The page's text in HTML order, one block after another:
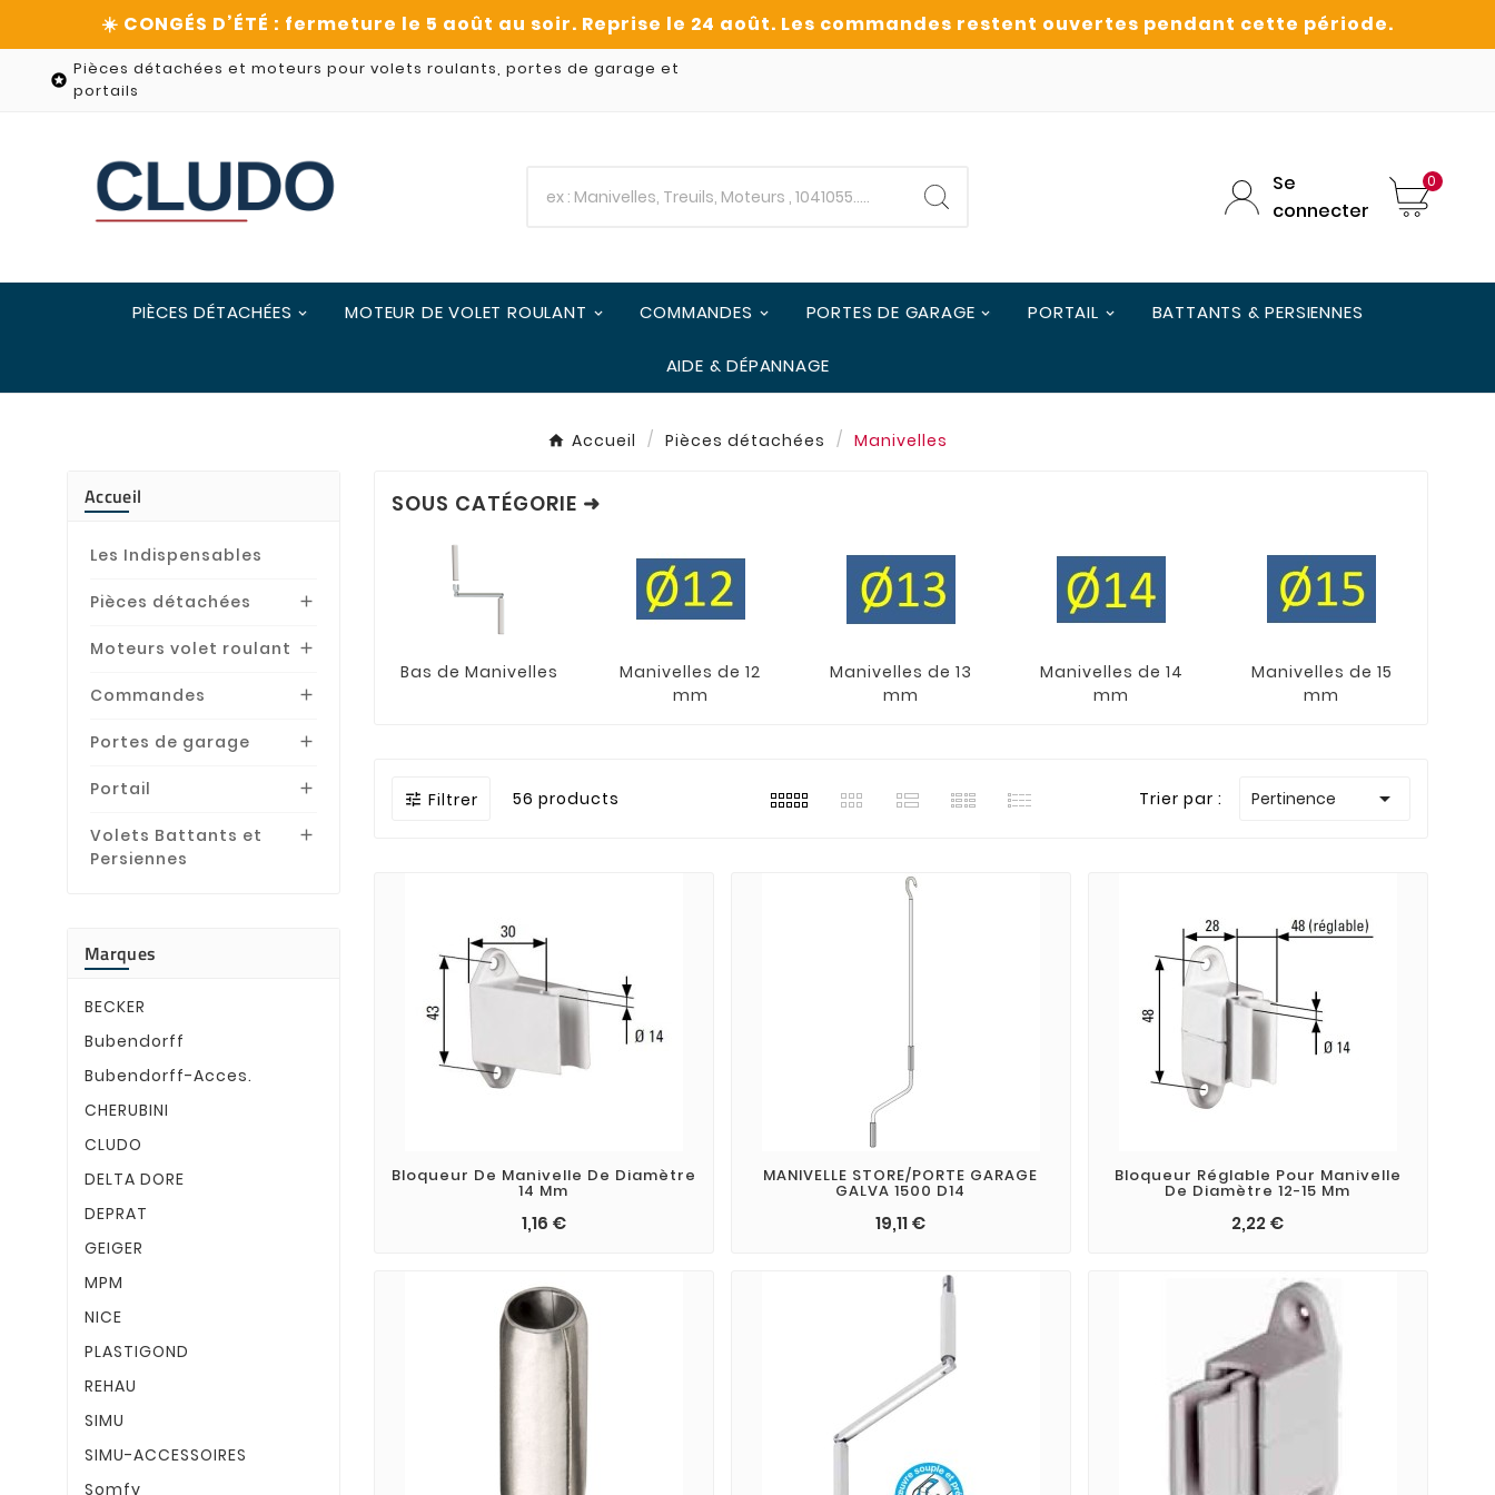

Pièces détachées et moteurs pour volets roulants, portes de garage et
portails
Se
connecter
0
PIÈCES DÉTACHÉES MOTEUR DE VOLET ROULANT COMMANDES PORTES DE GARAGE PORTAIL BATTANTS & PERSIENNES
AIDE & DÉPANNAGE
Accueil Pièces détachées Manivelles
Accueil
Les Indispensables
Pièces détachées 
Moteurs volet roulant 
Commandes 
Portes de garage 
Portail 
Volets Battants et
Persiennes

Marques
BECKER
Bubendorff
Bubendorff-Acces.
CHERUBINI
CLUDO
DELTA DORE
DEPRAT
GEIGER
MPM
NICE
PLASTIGOND
REHAU
SIMU
SIMU-ACCESSOIRES
Somfy
SOUS CATÉGORIE ➜
Bas de Manivelles
Manivelles de 12
mm
Manivelles de 13
mm
Manivelles de 14
mm
Manivelles de 15
mm
 Filtrer 56 products Trier par : Pertinence 
Bloqueur De Manivelle De Diamètre
14 Mm
1,16 €
MANIVELLE STORE/PORTE GARAGE
GALVA 1500 D14
19,11 €
Bloqueur Réglable Pour Manivelle
De Diamètre 12-15 Mm
2,22 €